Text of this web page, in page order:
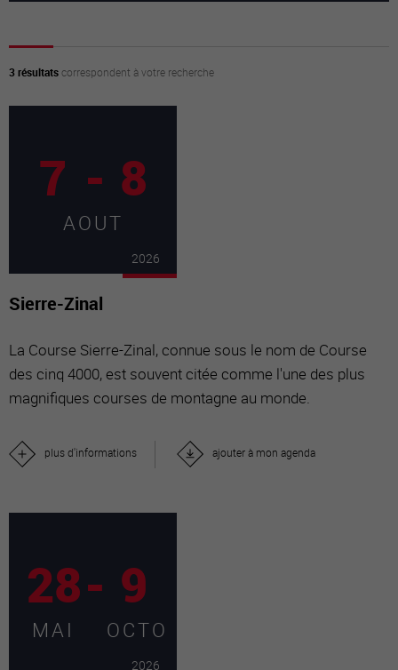
3 résultatscorrespondent à votre recherche
7 - 8
AOUT
2026
Sierre-Zinal
La Course Sierre-Zinal, connue sous le nom de Course
des cinq 4000, est souvent citée comme l'une des plus
magnifiques courses de montagne au monde.
plus d'informations ajouter à mon agenda
28- 9
MAI OCTO
2026